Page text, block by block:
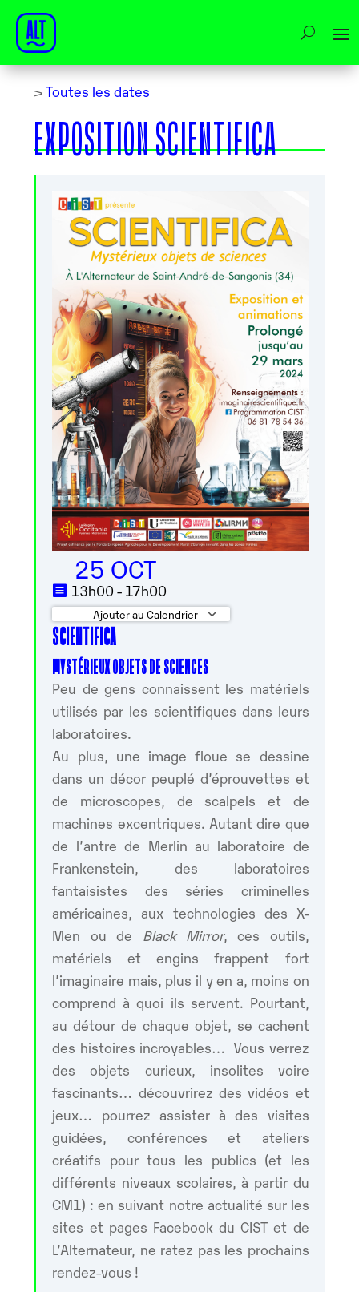
> Toutes les dates
EXPOSITION SCIENTIFICA
25 OCT
13h00 - 17h00
Ajouter au Calendrier
Télécharger ICS
SCIENTIFICA
MYSTÉRIEUX OBJETS DE SCIENCES
Peu de gens connaissent les matériels
utilisés par les scientifiques dans leurs
laboratoires.
Au plus, une image floue se dessine
dans un décor peuplé d’éprouvettes et
de microscopes, de scalpels et de
machines excentriques. Autant dire que
de l’antre de Merlin au laboratoire de
Frankenstein, des laboratoires
fantaisistes des séries criminelles
américaines, aux technologies des X-
Men ou de Black Mirror, ces outils,
matériels et engins frappent fort
l’imaginaire mais, plus il y en a, moins on
comprend à quoi ils servent. Pourtant,
au détour de chaque objet, se cachent
des histoires incroyables… Vous verrez
des objets curieux, insolites voire
fascinants… découvrirez des vidéos et
jeux… pourrez assister à des visites
guidées, conférences et ateliers
créatifs pour tous les publics (et les
différents niveaux scolaires, à partir du
CM1) : en suivant notre actualité sur les
sites et pages Facebook du CIST et de
L’Alternateur, ne ratez pas les prochains
rendez-vous !